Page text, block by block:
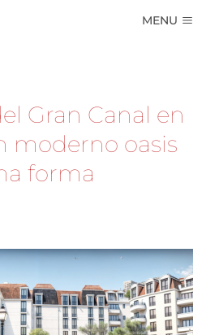
MENU
Gran Canal en
moderno oasis
forma